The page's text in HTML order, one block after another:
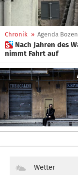
Chronik » Agenda Bozen
 Nach Jahren des Wartens: Ausbau der Eisackuferstraße
nimmt Fahrt auf
Wetter